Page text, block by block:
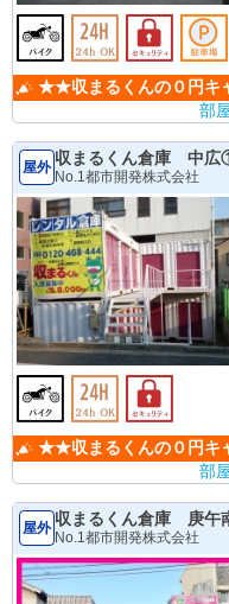
★★収まるくんの０円キ
部
屋外 収まるくん倉庫 中広
No.1都市開発株式会社
★★収まるくんの０円キ
部
屋外 収まるくん倉庫 庚午
No.1都市開発株式会社